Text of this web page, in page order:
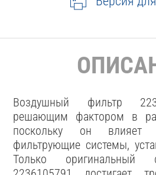
Воздушный фильтр
решающим фактором в
поскольку он
фильтрующие системы,
Только оригинальный